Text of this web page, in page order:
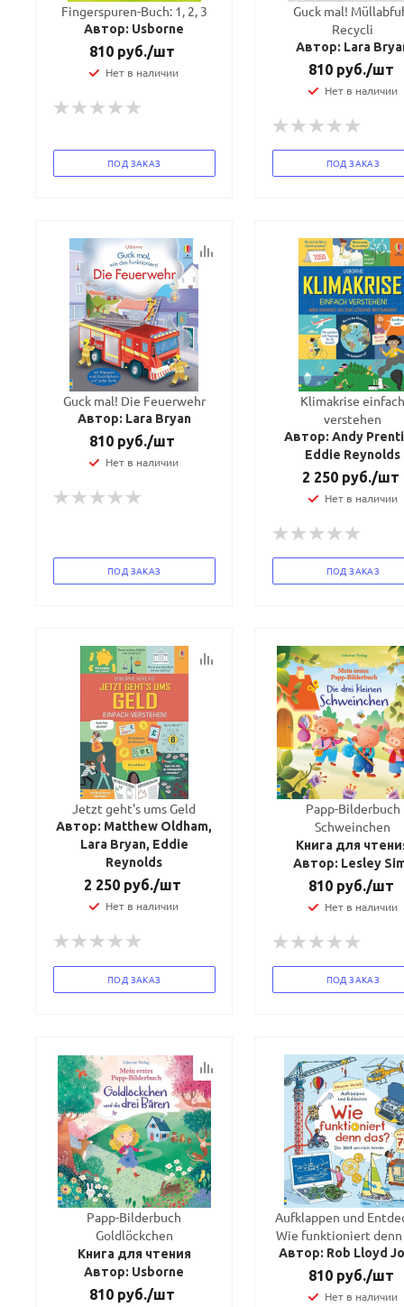
Fingerspuren-Buch: 1, 2, 3
Автор: Usborne
810 руб./шт
Нет в наличии
ПОД ЗАКАЗ
Guck mal!
Recycli
Автор: Lara
810руб./шт
Нет в наличии
ПОД ЗАКАЗ
Guck mal! Die Feuerwehr
Автор: Lara Bryan
810 руб./шт
Нет в наличии
ПОД ЗАКАЗ
Klimakrise
verstehen
Автор: Andy
Eddie Reynolds
2 250 руб./шт
Нет в наличии
ПОД ЗАКАЗ
Jetzt geht's ums Geld
Автор: Matthew Oldham,
Lara Bryan, Eddie
Reynolds
2 250руб./шт
Нет в наличии
ПОД ЗАКАЗ
Papp-Bilderbuch
Schweinchen
Книга для
Автор: Lesley
810руб./шт
Нет в наличии
ПОД ЗАКАЗ
Papp-Bilderbuch
Goldlöckchen
Книга для чтения
Автор: Usborne
810 руб./шт
Aufklappen und
Wie funktioniert denn
Автор: Rob Lloyd
810руб./шт
Нет в наличии